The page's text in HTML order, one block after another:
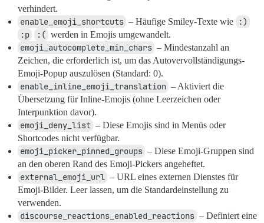
verhindert.
enable_emoji_shortcuts – Häufige Smiley-Texte wie
:)
:p
:( werden in Emojis umgewandelt.
emoji_autocomplete_min_chars – Mindestanzahl an
Zeichen, die erforderlich ist, um das Autovervollständigungs-
Emoji-Popup auszulösen (Standard: 0).
enable_inline_emoji_translation – Aktiviert die
Übersetzung für Inline-Emojis (ohne Leerzeichen oder
Interpunktion davor).
emoji_deny_list – Diese Emojis sind in Menüs oder
Shortcodes nicht verfügbar.
emoji_picker_pinned_groups – Diese Emoji-Gruppen sind
an den oberen Rand des Emoji-Pickers angeheftet.
external_emoji_url – URL eines externen Dienstes für
Emoji-Bilder. Leer lassen, um die Standardeinstellung zu
verwenden.
discourse_reactions_enabled_reactions – Definiert eine